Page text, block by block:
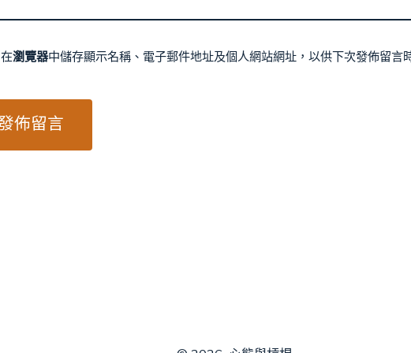
在瀏覽器中儲存顯示名稱、電子郵件地址及個人網站網址，以供下次發佈留言